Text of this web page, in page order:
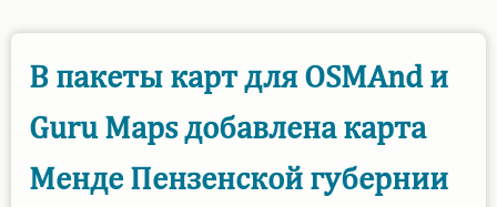
2.0
исторических
карт
для
мобильных
В пакеты карт для OSMAnd и
Guru Maps добавлена карта
Менде Пензенской губернии